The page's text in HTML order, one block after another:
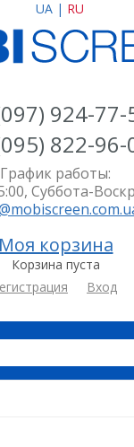
UA | RU
924-77-
822-96-
График работы:
Суббота-
Моя корзина
Корзина пуста
Вход